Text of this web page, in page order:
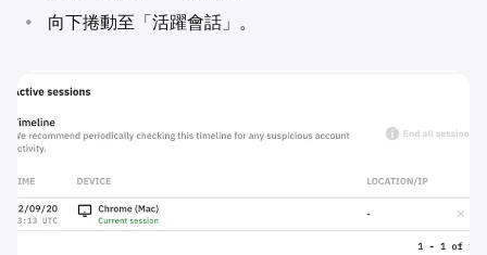
• 向下捲動至「活躍會話」。